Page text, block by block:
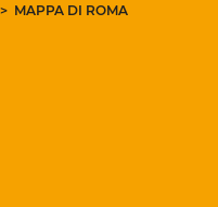
MAPPA DI ROMA